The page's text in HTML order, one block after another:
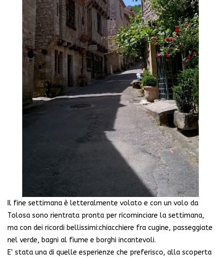
Il fine settimana è letteralmente volato e con un volo da
Tolosa sono rientrata pronta per ricominciare la settimana,
ma con dei ricordi bellissimi:chiacchiere fra cugine, passeggiate
nel verde, bagni al fiume e borghi incantevoli.
E’ stata una di quelle esperienze che preferisco, alla scoperta